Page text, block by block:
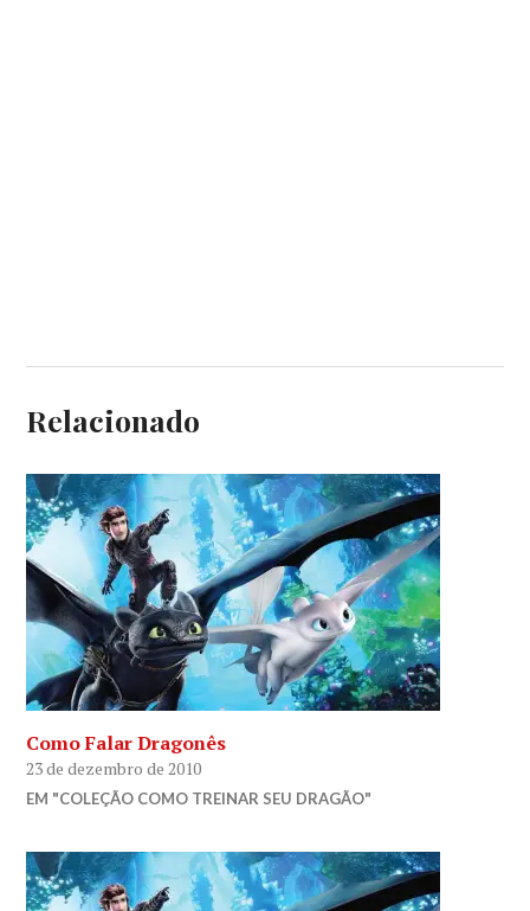
Relacionado
Como Falar Dragonês
23 de dezembro de 2010
EM "COLEÇÃO COMO TREINAR SEU DRAGÃO"